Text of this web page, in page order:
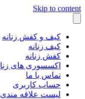
Skip to
کیف و کفش زنانه
کیف زنانه
کفش زنانه
اکسسوری های زنانه
تماس با ما
حساب کاربری
لیست علاقه مندی ها